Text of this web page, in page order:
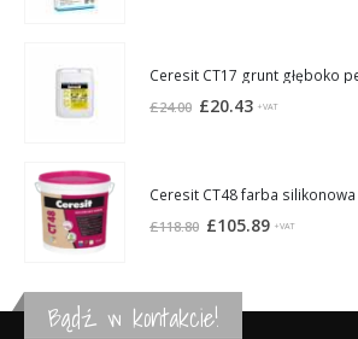
Ceresit CT17 grunt głęboko
£24.00 Pierwotna
£20.43Aktualna
+VAT
Ceresit CT48 farba silikonowa
£118.80 Pierwotna
£118.80.
£105.89Aktualna
+VAT
Bądź w kontakcie!